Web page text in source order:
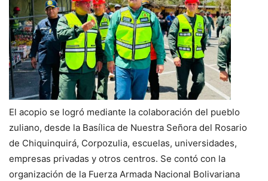
El acopio se logró mediante la colaboración del pueblo
zuliano, desde la Basílica de Nuestra Señora del Rosario
de Chiquinquirá, Corpozulia, escuelas, universidades,
empresas privadas y otros centros. Se contó con la
organización de la Fuerza Armada Nacional Bolivariana